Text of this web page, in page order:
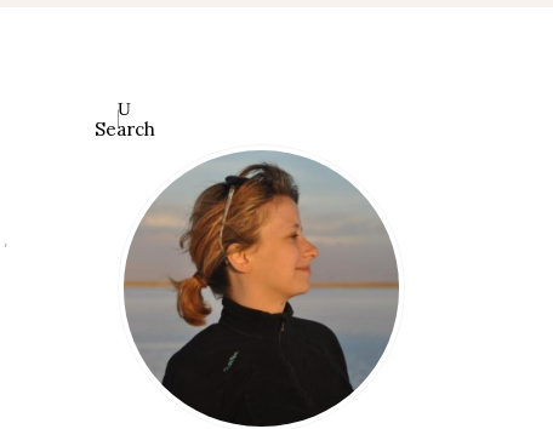
Search